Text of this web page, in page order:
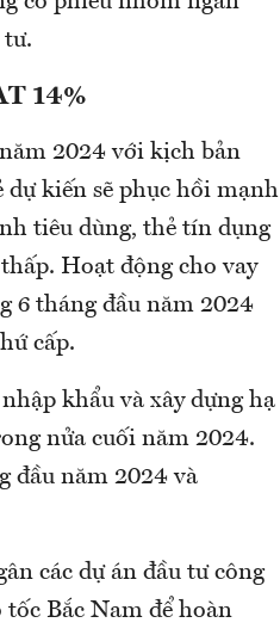
tư.
14%
2024 với kịch bản
dự kiến sẽ phục hồi mạnh
tiêu dùng, thẻ tín dụng
Hoạt động cho vay
6 tháng đầu năm 2024
cấp.
khẩu và xây dựng hạ
nửa cuối năm 2024.
đầu năm 2024 và
các dự án đầu tư công
Bắc Nam để hoàn